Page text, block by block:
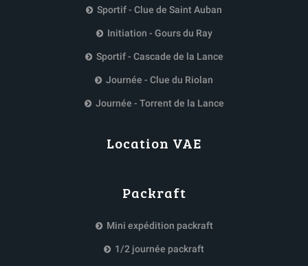
Sportif - Clue de Saint Auban
Initiation - Gours du Ray
Sportif - Cascade de la Lance
Journée - Clue du Riolan
Journée - Torrent de la Lance
Location VAE
Packraft
Mini expédition packraft
1/2 journée packraft